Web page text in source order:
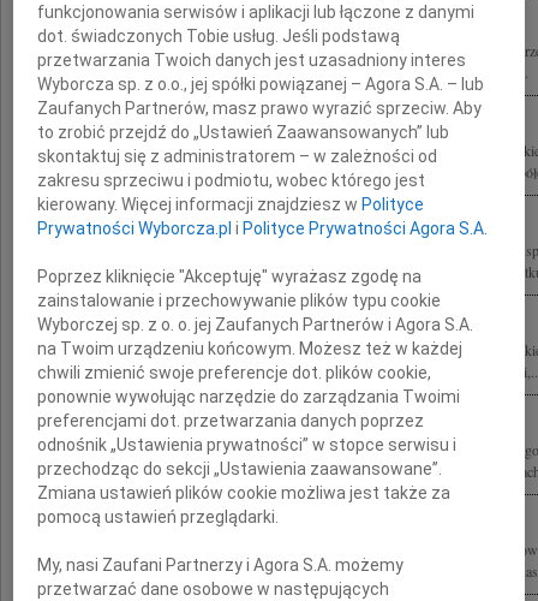
Rodzinie i Bliskim tragicznie zmarłego w katastrofie lotniczej pod Smoleńskiem
Przyjaciela i wielkiego miłośnika tenisa, szczere kondolencje składają członkowie...
Z żalem i smutkiem przyjąłem wiadomość o tragicznej śmierci Jerzego
Wybitnego polityka. Dobrego Kolegi. Rodzinie składam wyrazy najgłębszego
Małgosiu, bardzo nas poruszyła Twoja tragedia. Składamy wyrazy najgłębszego
Najbliższym po stracie Męża Jerzego Szmajdzińskiego Łączymy się z Tobą w
Z głębokim żalem przyjęliśmy wiadomość o tragicznej śmierci Jerzego
2010 roku wraz ze wszystkimi Członkami oficjalnej państwowej delegacji
Z głębokim żalem i smutkiem żegnamy naszego Przyjaciela Jerzego
Małgorzacie, Agnieszce i Andrzejowi wyrazy współczucia w tych trudnych
Dolnośląskie Stowarzyszenie "Pokolenia" żegna Przewodniczącego Zarządu
Szmajdzińskiego Jego śmierć wstrząsnęła nami głęboko. Odszedł, pozostawiając
funkcjonowania serwisów i aplikacji lub łączone z danymi
dot. świadczonych Tobie usług. Jeśli podstawą
przetwarzania Twoich danych jest uzasadniony interes
Wyborcza sp. z o.o., jej spółki powiązanej – Agora S.A. – lub
Zaufanych Partnerów, masz prawo wyrazić sprzeciw. Aby
to zrobić przejdź do „Ustawień Zaawansowanych” lub
skontaktuj się z administratorem – w zależności od
zakresu sprzeciwu i podmiotu, wobec którego jest
kierowany. Więcej informacji znajdziesz wPolityce
Prywatności Wyborcza.pl iPolityce Prywatności Agora S.A.
Poprzez kliknięcie "Akceptuję" wyrażasz zgodę na
zainstalowanie i przechowywanie plików typu cookie
Wyborczej sp. z o. o. jej Zaufanych Partnerów i Agora S.A.
na Twoim urządzeniu końcowym. Możesz też w każdej
chwili zmienić swoje preferencje dot. plików cookie,
ponownie wywołując narzędzie do zarządzania Twoimi
preferencjami dot. przetwarzania danych poprzez
odnośnik „Ustawienia prywatności” w stopce serwisu i
przechodząc do sekcji „Ustawienia zaawansowane”.
Zmiana ustawień plików cookie możliwa jest także za
pomocą ustawień przeglądarki.
My, nasi Zaufani Partnerzy i Agora S.A. możemy
przetwarzać dane osobowe w następujących